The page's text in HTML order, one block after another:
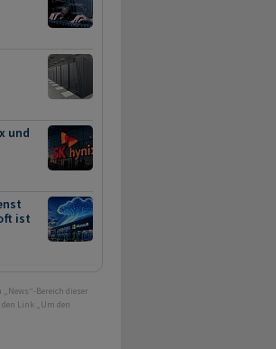
und
ist
Bereich dieser
Link „Um den